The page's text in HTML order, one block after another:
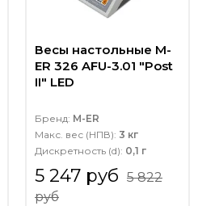
Весы настольные M-
ER 326 AFU-3.01 "Post
II" LED
Бренд: M-ER
Макс. вес (НПВ): 3 кг
Дискретность (d): 0,1 г
5 247 руб 5 822
руб